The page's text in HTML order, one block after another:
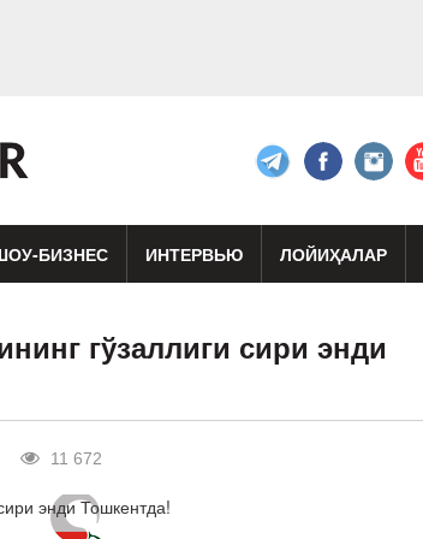
БИЗНЕС ИНТЕРВЬЮ ЛОЙИҲАЛАР
гўзаллиги сири энди
11 672